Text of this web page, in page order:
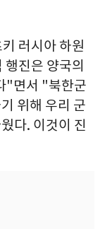
러시아 하원
진은 양국의
"면서 "북한군
위해 우리 군
다. 이것이 진